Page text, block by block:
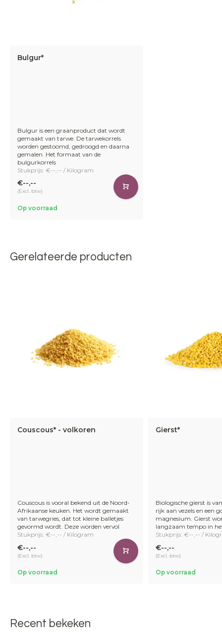
Bulgur*
Bulgur is een graanproduct dat wordt
gemaakt van tarwe. De tarwekorrels
worden gestoomd, gedroogd en daarna
gemalen. Het formaat van de
bulgurkorrels
Stukprijs: €--,-- / Kilogram
€--,--
(Excl. btw)
Op voorraad
Gerelateerde producten
Couscous* - volkoren
Couscous is vooral bekend uit de Noord-
Afrikaanse keuken. Het wordt gemaakt
van tarwegries, dat tot kleine balletjes
gevormd wordt. Deze worden vervol
Stukprijs: €--,-- / Kilogram
€--,--
(Excl. btw)
Op voorraad
Gierst*
Biologische gierst is
rijk aan vezels en een
magnesium. Gierst
langzaam tempo in
Stukprijs: €--,-- /
€--,--
(Excl. btw)
Op voorraad
Recent bekeken